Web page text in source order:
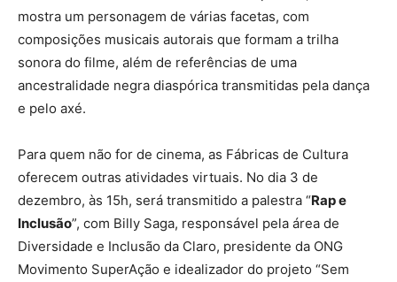
mostra um personagem de várias facetas, com
composições musicais autorais que formam a trilha
sonora do filme, além de referências de uma
ancestralidade negra diaspórica transmitidas pela dança
e pelo axé.
Para quem não for de cinema, as Fábricas de Cultura
oferecem outras atividades virtuais. No dia 3 de
dezembro, às 15h, será transmitido a palestra “Rap e
Inclusão”, com Billy Saga, responsável pela área de
Diversidade e Inclusão da Claro, presidente da ONG
Movimento SuperAção e idealizador do projeto “Sem